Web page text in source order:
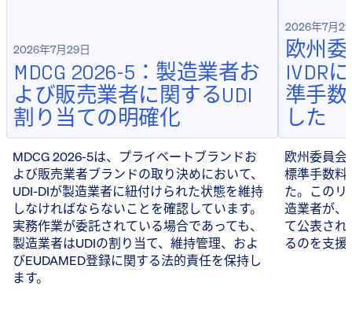
2026年7月29日
MDCG 2026-5：製造業者お
よび販売業者に関するUDI
割り当ての明確化
MDCG 2026-5は、プライベートブランドお
よび販売業者ブランドの取り決めにおいて、
UDI-DIが製造業者に紐付けられた状態を維持
しなければならないことを確認しています。
実務作業が委託されている場合であっても、
製造業者はUDIの割り当て、維持管理、およ
びEUDAMED登録に関する法的責任を保持し
ます。
2026年7月
欧州
IVDR
準手
した
欧州委員会
標準手数料
た。このリ
造業者が、
て公表され
るのを支援